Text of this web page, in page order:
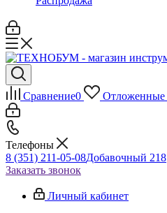
Сравнение0 Отложенные
Телефоны
8 (351) 211-05-08Добавочный 218
Заказать звонок
Личный кабинет